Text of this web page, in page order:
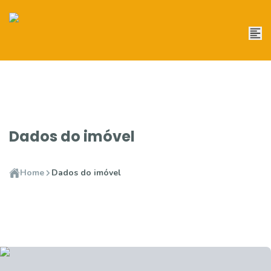
Dados do imóvel
Home Dados do imóvel